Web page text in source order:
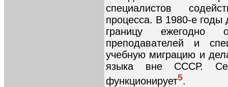
специалистов
процесса. В 1980-е годы
границу ежегодно
преподавателей и
учебную миграцию и
языка вне СССР.
функционирует5.